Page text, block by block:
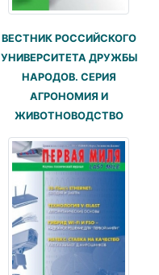
ВЕСТНИК РОССИЙСКОГО
УНИВЕРСИТЕТА ДРУЖБЫ
НАРОДОВ. СЕРИЯ
АГРОНОМИЯ И
ЖИВОТНОВОДСТВО